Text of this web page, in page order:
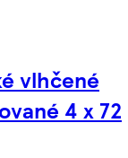
vlhčené
4 x 72